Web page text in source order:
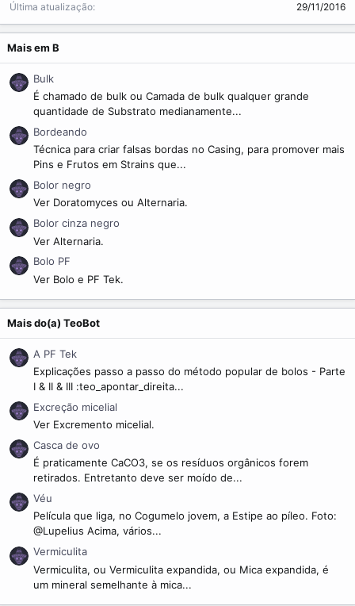
Última atualização
29/11/2016
Mais em B
Bulk
É chamado de bulk ou Camada de bulk qualquer grande
quantidade de Substrato medianamente...
Bordeando
Técnica para criar falsas bordas no Casing, para promover mais
Pins e Frutos em Strains que...
Bolor negro
Ver Doratomyces ou Alternaria.
Bolor cinza negro
Ver Alternaria.
Bolo PF
Ver Bolo e PF Tek.
Mais do(a) TeoBot
A PF Tek
Explicações passo a passo do método popular de bolos - Parte
I & II & III :teo_apontar_direita...
Excreção micelial
Ver Excremento micelial.
Casca de ovo
É praticamente CaCO3, se os resíduos orgânicos forem
retirados. Entretanto deve ser moído de...
Véu
Película que liga, no Cogumelo jovem, a Estipe ao píleo. Foto:
@Lupelius Acima, vários...
Vermiculita
Vermiculita, ou Vermiculita expandida, ou Mica expandida, é
um mineral semelhante à mica...